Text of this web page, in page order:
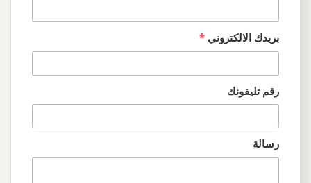
بريدك الالكتروني*
رقم تليفونك
رسالة